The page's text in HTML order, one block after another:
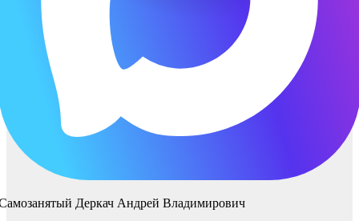
Деркач Андрей Владимирович